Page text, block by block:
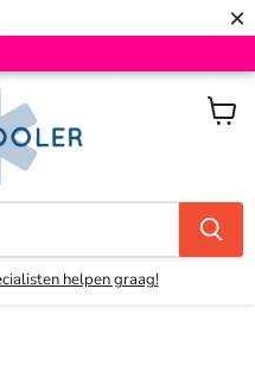
×
helpen graag!